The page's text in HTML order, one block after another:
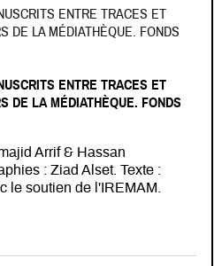
ENTRE TRACES ET
DE LA MÉDIATHÈQUE. FONDS
ENTRE TRACES ET
DE LA MÉDIATHÈQUE. FONDS
Arrif & Hassan
: Ziad Alset. Texte :
le soutien de l'IREMAM.
- Des manuscrits entre